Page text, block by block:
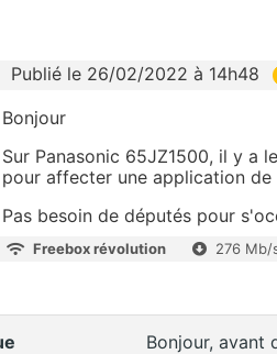
Publié le 26/02/2022 à 14h48
Bonjour
Sur Panasonic 65JZ1500, il y a
pour affecter une application de
Pas besoin de députés pour
Freebox révolution 276 Mb/
Bonjour, avant